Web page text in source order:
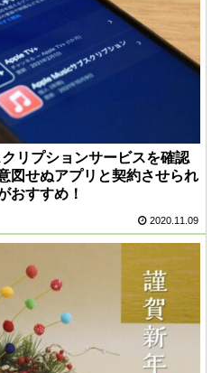
リプションサービスを確認
図せぬアプリと契約させられ
おすすめ！
2020.11.09